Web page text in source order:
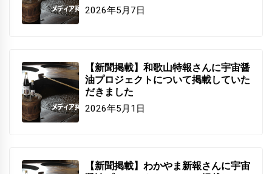
2026年5月7日
【新聞掲載】和歌山特報さんに宇宙醤
油プロジェクトについて掲載していた
だきました
2026年5月1日
【新聞掲載】わかやま新報さんに宇宙